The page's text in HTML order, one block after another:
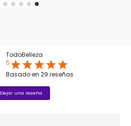
TodoBelleza
5starstarstarstarstar
Basado en 29 reseñas
Dejar una reseña